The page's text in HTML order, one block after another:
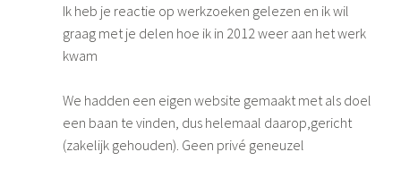
Ik heb je reactie op werkzoeken gelezen en ik wil
graag met je delen hoe ik in 2012 weer aan het werk
kwam
We hadden een eigen website gemaakt met als doel
een baan te vinden, dus helemaal daarop,gericht
(zakelijk gehouden). Geen privé geneuzel